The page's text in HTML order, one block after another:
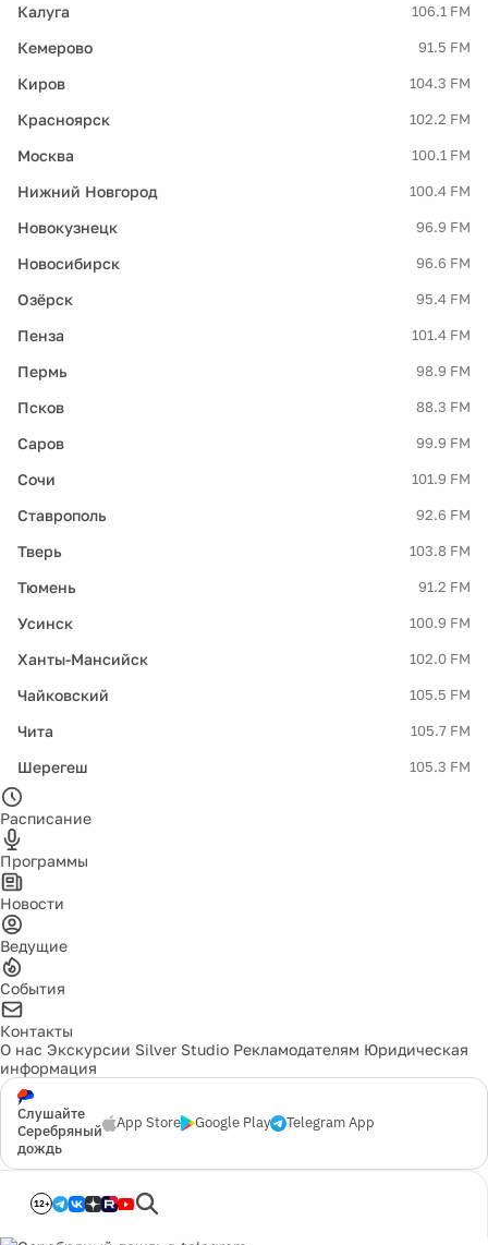
Калуга 106.1 FM
Кемерово 91.5 FM
Киров 104.3 FM
Красноярск 102.2 FM
Москва 100.1 FM
Нижний Новгород 100.4 FM
Новокузнецк 96.9 FM
Новосибирск 96.6 FM
Озёрск 95.4 FM
Пенза 101.4 FM
Пермь 98.9 FM
Псков 88.3 FM
Саров 99.9 FM
Сочи 101.9 FM
Ставрополь 92.6 FM
Тверь 103.8 FM
Тюмень 91.2 FM
Усинск 100.9 FM
Ханты-Мансийск 102.0 FM
Чайковский 105.5 FM
Чита 105.7 FM
Шерегеш 105.3 FM
Расписание
Программы
Новости
Ведущие
События
Контакты
О нас Экскурсии Silver Studio Рекламодателям Юридическая
информация
Слушайте
Серебряный
дождь
App Store Google Play Telegram App
12+